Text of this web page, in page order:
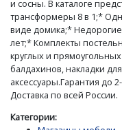
и сосны. В каталоге
трансформеры 8 в 1;*
виде домика;*
лет;* Комплекты
круглых и
балдахинов, накладки
аксессуары.Гарантия до
Доставка по всей России.
Категории: